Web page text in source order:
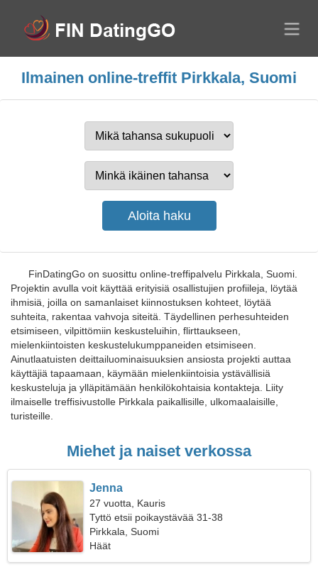
Ilmainen online-treffit Pirkkala, Suomi
FinDatingGo on suosittu online-treffipalvelu Pirkkala, Suomi.
Projektin avulla voit käyttää erityisiä osallistujien profiileja, löytää
ihmisiä, joilla on samanlaiset kiinnostuksen kohteet, löytää
suhteita, rakentaa vahvoja siteitä. Täydellinen perhesuhteiden
etsimiseen, vilpittömiin keskusteluihin, flirttaukseen,
mielenkiintoisten keskustelukumppaneiden etsimiseen.
Ainutlaatuisten deittailuominaisuuksien ansiosta projekti auttaa
käyttäjiä tapaamaan, käymään mielenkiintoisia ystävällisiä
keskusteluja ja ylläpitämään henkilökohtaisia kontakteja. Liity
ilmaiselle treffisivustolle Pirkkala paikallisille, ulkomaalaisille,
turisteille.
Miehet ja naiset verkossa
Jenna
27 vuotta, Kauris
Tyttö etsii poikaystävää 31-38
Pirkkala, Suomi
Häät